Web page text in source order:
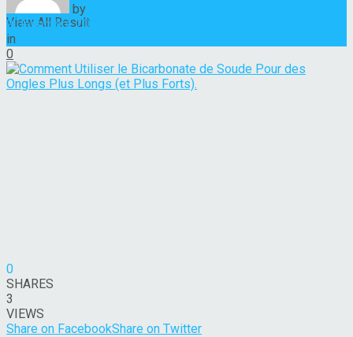
View All Result
by
9 décembre 2022
in
0
0
SHARES
3
VIEWS
Share on FacebookShare on Twitter